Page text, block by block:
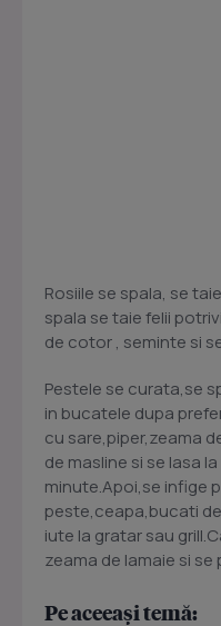
Rosiile se spala, se
spala se taie felii
de cotor , seminte si
Pestele se curata,se
in bucatele dupa
cu sare,piper,zeama
de masline si se lasa
minute.Apoi,se infige
peste,ceapa,bucati
iute la gratar sau
zeama de lamaie si
Pe aceeași temă: